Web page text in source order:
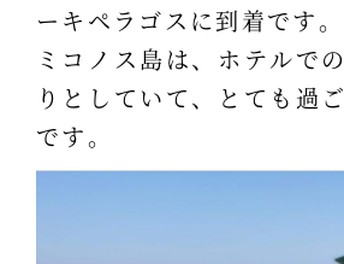
ーキペラゴスに到着です。
ミコノス島は、ホテルで
りとしていて、とても過
です。